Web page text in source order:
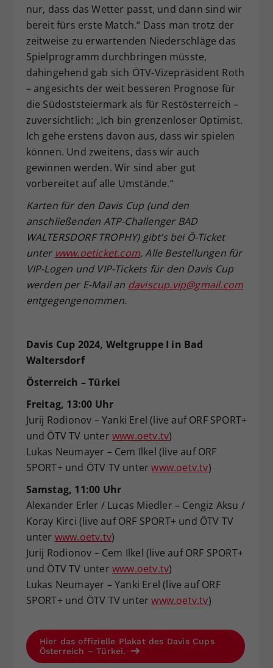
nur, dass das Wetter passt, und dann sind wir
bereit fürs erste Match.“ Dass man trotz der
zeitweise zu erwartenden Niederschläge das
Spielprogramm durchbringen müsste,
dahingehend gab sich ÖTV-Vizepräsident Roth
– angesichts der weit besseren Prognose für
die Südoststeiermark als für Restösterreich –
zuversichtlich: „Ich bin grenzenloser Optimist.
Ich gehe erstens davon aus, dass wir spielen
können. Und zweitens, dass wir auch
gewinnen werden. Wir sind aber gut
vorbereitet auf alle Umstände.“
Karten für den Davis Cup (und den
anschließenden ATP-Challenger BAD
WALTERSDORF TROPHY) gibt’s bei Ö-Ticket
unter www.oeticket.com. Alle Bestellungen für
VIP-Logen und VIP-Tickets für den Davis Cup
werden per E-Mail an daviscup.vip@gmail.com
entgegengenommen.
Davis Cup 2024, Weltgruppe I in Bad
Waltersdorf
Österreich – Türkei
Freitag, 13:00 Uhr
Jurij Rodionov – Yanki Erel (live auf ORF SPORT+
und ÖTV TV unter www.oetv.tv)
Lukas Neumayer – Cem Ilkel (live auf ORF
SPORT+ und ÖTV TV unterwww.oetv.tv)
Samstag, 11:00 Uhr
Alexander Erler / Lucas Miedler – Cengiz Aksu /
Koray Kirci (live auf ORF SPORT+ und ÖTV TV
unter www.oetv.tv)
Jurij Rodionov – Cem Ilkel (live auf ORF SPORT+
und ÖTV TV unter www.oetv.tv)
Lukas Neumayer – Yanki Erel (live auf ORF
SPORT+ und ÖTV TV unterwww.oetv.tv)
Hier das offizielle Plakat des Davis Cups
Österreich – Türkei.